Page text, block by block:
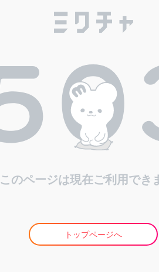
このページは現在ご利用でき